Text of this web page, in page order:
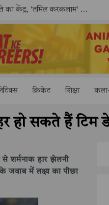
काशी तमिल संगमम् 4.0 में सीआईसीटी का स्टॉल बना तमिल भाषा और संस्कृति का केंद्र, ‘तमिल करकलाम’ से सीखना हुआ सरल
क्रिकेट शिक्षा कला-
हो सकते हैं टिम
शर्मनाक हार झेलनी
में लक्ष्य का पीछा